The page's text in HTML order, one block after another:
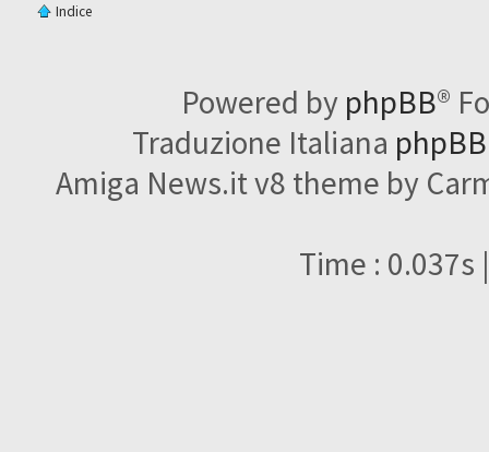
Indice
Powered by phpBB®
Traduzione Italiana
Amiga News.it v8 theme by
Time : 0.037s